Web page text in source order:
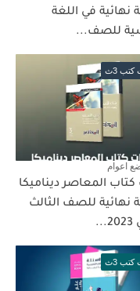
نهائية في اللغة
للصف...
كتب 3ث
اعوام
كتاب المعاصر ديناميكا
نهائية للصف الثالث
كتب 3ث